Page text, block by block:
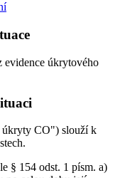
úkrytového
úkryty CO") slouží k
§ 154 odst. 1 písm. a)